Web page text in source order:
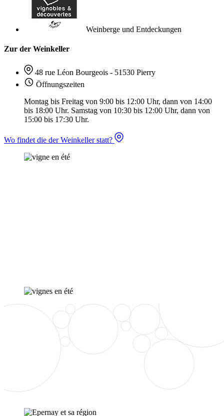
Weinberge und Entdeckungen
Zur der Weinkeller
48 rue Léon Bourgeois - 51530 Pierry
Öffnungszeiten
Montag bis Freitag von 9:00 bis 12:00 Uhr, dann von 14:00
bis 18:00 Uhr. Samstag von 10:30 bis 12:00 Uhr, dann von
15:00 bis 17:30 Uhr.
Wo findet die der Weinkeller statt?